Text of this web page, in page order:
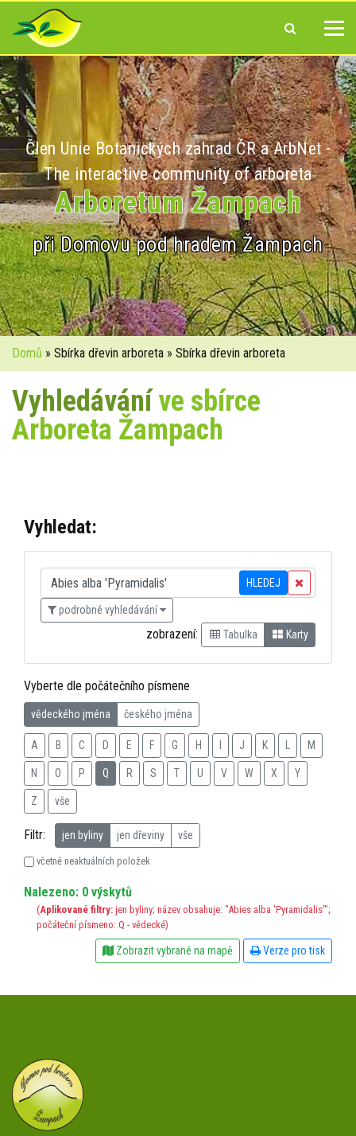
Člen Unie Botanických zahrad ČR a ArbNet -
The interactive community of arboreta
Arboretum Žampach
při Domovu pod hradem Žampach
Domů » Sbírka dřevin arboreta » Sbírka dřevin arboreta
Vyhledáváníve sbírce
Arboreta Žampach
Vyhledat:
HLEDEJ
podrobné vyhledávání
zobrazení: Tabulka Karty
Vyberte dle počátečního písmene
vědeckého jména českého jména
A B C D E F G H J K M
N O P Q R S T U V W X Y
Z vše
Filtr: jen byliny jen dřeviny vše
včetně neaktuálních položek
Nalezeno: 0 výskytů
(Aplikované filtry: jen byliny; název obsahuje: "Abies alba 'Pyramidalis'";
počáteční písmeno: Q - vědecké)
Zobrazit vybrané na mapě Verze pro tisk